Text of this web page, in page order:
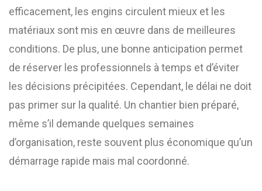
efficacement, les engins circulent mieux et les
matériaux sont mis en œuvre dans de meilleures
conditions. De plus, une bonne anticipation permet
de réserver les professionnels à temps et d’éviter
les décisions précipitées. Cependant, le délai ne doit
pas primer sur la qualité. Un chantier bien préparé,
même s’il demande quelques semaines
d’organisation, reste souvent plus économique qu’un
démarrage rapide mais mal coordonné.